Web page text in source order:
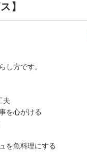
】
し方です。
夫
を心がける
を魚料理にする